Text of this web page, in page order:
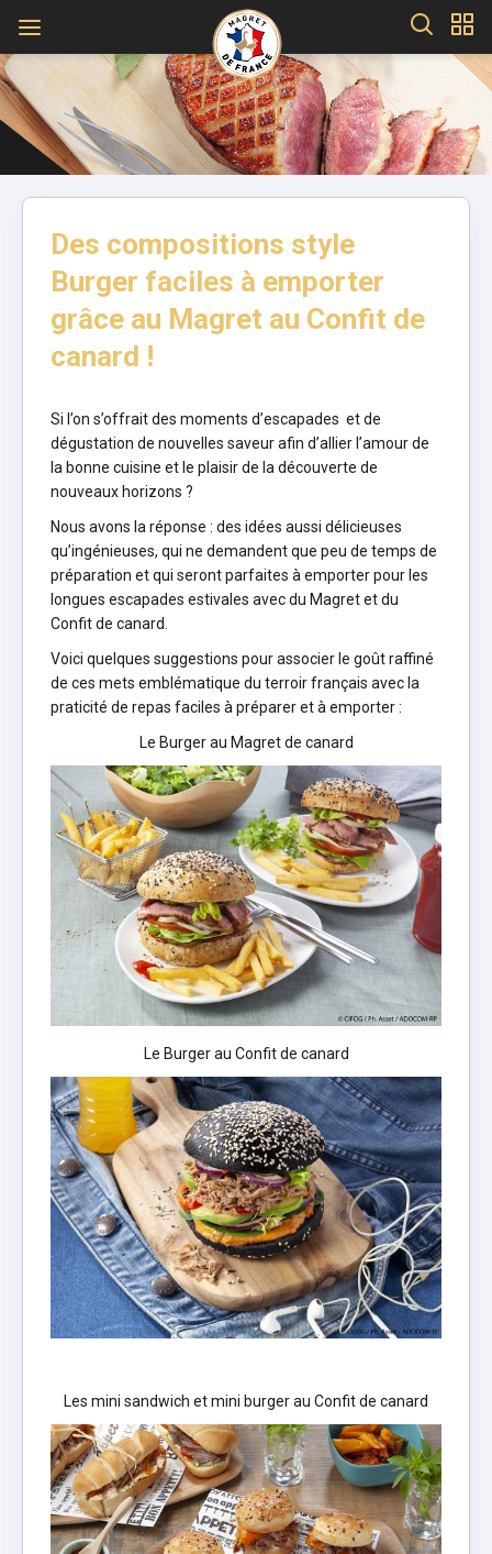
Des compositions style
Burger faciles à emporter
grâce au Magret au Confit de
canard !
Si l’on s’offrait des moments d’escapades et de
dégustation de nouvelles saveur afin d’allier l’amour de
la bonne cuisine et le plaisir de la découverte de
nouveaux horizons ?
Nous avons la réponse : des idées aussi délicieuses
qu’ingénieuses, qui ne demandent que peu de temps de
préparation et qui seront parfaites à emporter pour les
longues escapades estivales avec du Magret et du
Confit de canard.
Voici quelques suggestions pour associer le goût raffiné
de ces mets emblématique du terroir français avec la
praticité de repas faciles à préparer et à emporter :
Le Burger au Magret de canard
Le Burger au Confit de canard
Les mini sandwich et mini burger au Confit de canard